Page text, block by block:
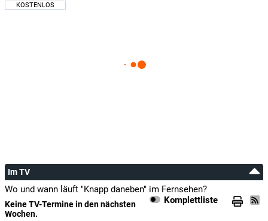
KOSTENLOS
Im TV
Wo und wann läuft "Knapp daneben" im Fernsehen?
Komplettliste
Keine TV-Termine in den nächsten
Wochen.